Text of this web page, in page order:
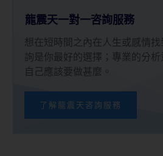
龍震天一對一咨詢服務
想在短時間之內在人生或感情
詢是你最好的選擇；專業的分
自己應該要做甚麼。
了解龍震天咨詢服務